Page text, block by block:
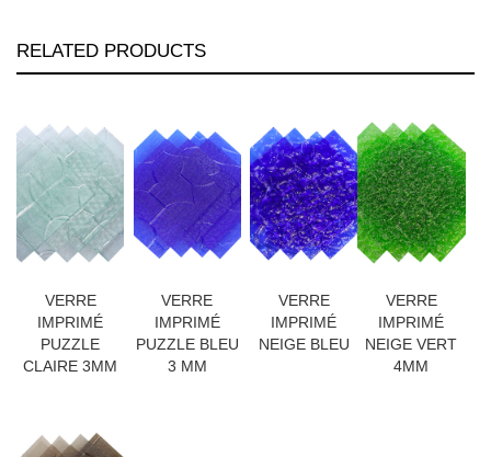
RELATED PRODUCTS
VERRE
IMPRIMÉ
PUZZLE
CLAIRE 3MM
VERRE
IMPRIMÉ
PUZZLE BLEU
3 MM
VERRE
IMPRIMÉ
NEIGE BLEU
VERRE
IMPRIMÉ
NEIGE VERT
4MM